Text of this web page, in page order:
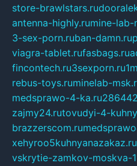
store-brawlstars.ru
antenna-highly.rumine-lab-
3-sex-porn.ruban-damn.ru
viagra-tablet.rufasbags.ru
fincontech.ru3sexporn.ru
rebus-toys.ruminelab-
medsprawo-4-ka.ru
zajmy24.rutovudyi-4-
brazzerscom.ru
xehyroo5kuhnyanazakaz.ru
vskrytie-zamkov-moskva-